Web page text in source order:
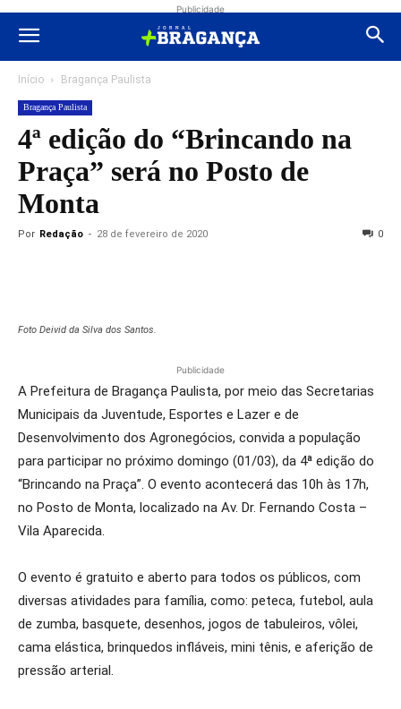
Publicidade
Início Bragança Paulista
Bragança Paulista
4ª edição do “Brincando na
Praça” será no Posto de
Monta
Por Redação - 28 de fevereiro de 2020 0
Foto Deivid da Silva dos Santos.
Publicidade
A Prefeitura de Bragança Paulista, por meio das Secretarias
Municipais da Juventude, Esportes e Lazer e de
Desenvolvimento dos Agronegócios, convida a população
para participar no próximo domingo (01/03), da 4ª edição do
“Brincando na Praça”. O evento acontecerá das 10h às 17h,
no Posto de Monta, localizado na Av. Dr. Fernando Costa –
Vila Aparecida.
O evento é gratuito e aberto para todos os públicos, com
diversas atividades para família, como: peteca, futebol, aula
de zumba, basquete, desenhos, jogos de tabuleiros, vôlei,
cama elástica, brinquedos infláveis, mini tênis, e aferição de
pressão arterial.